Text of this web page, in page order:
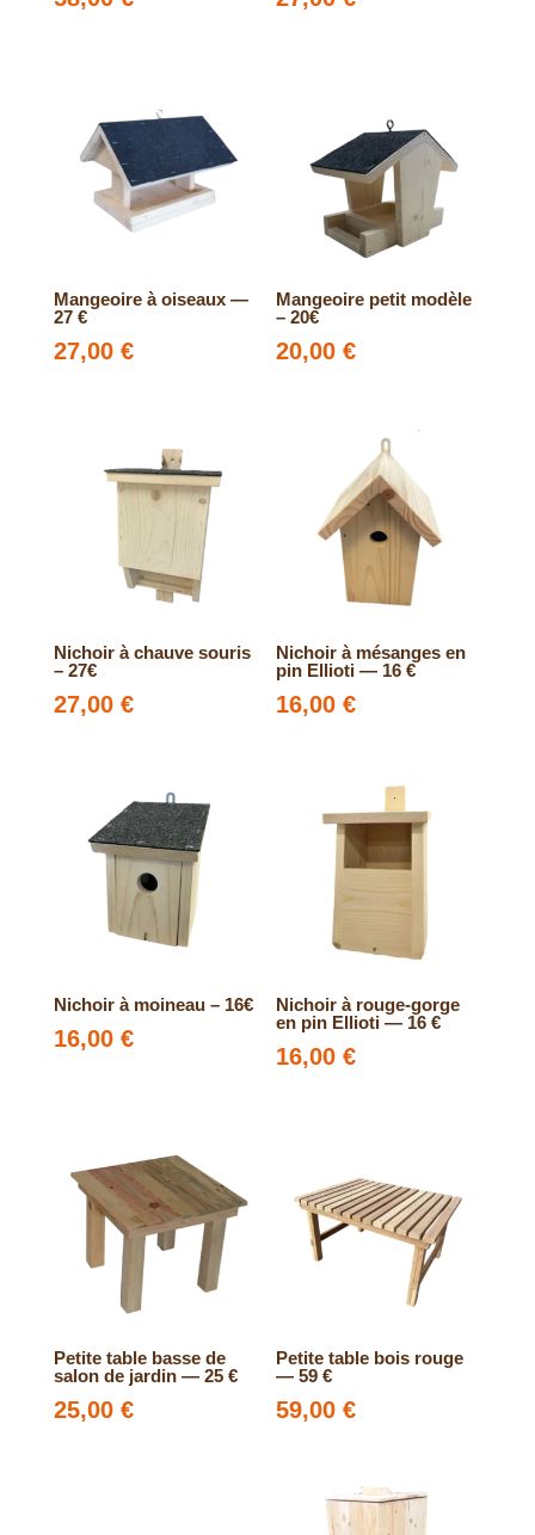
Mangeoire à oiseaux —
27 €
27,00 €
Mangeoire petit modèle
– 20€
20,00€
Nichoir à chauve souris
– 27€
27,00 €
Nichoir à mésanges en
pin Ellioti — 16 €
16,00€
Nichoir à moineau – 16€
16,00 €
Nichoir à rouge-gorge
en pin Ellioti — 16 €
16,00€
Petite table basse de
salon de jardin — 25 €
25,00 €
Petite table bois rouge
— 59 €
59,00€